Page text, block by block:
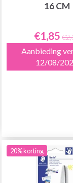
16 CM
€1,85
Aanbieding
12/08/
20% korting